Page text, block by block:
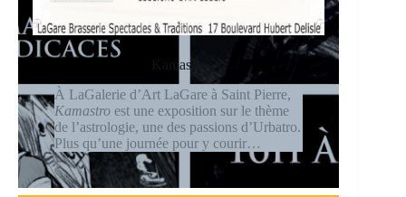
Kamastro
À LaGalerie d’Art LaGare à Saint Pierre,
Kamastro est une exposition sur le thème
de l’astrologie, une des passions d’Urbatro.
Plus qu’une journée pour y courir…